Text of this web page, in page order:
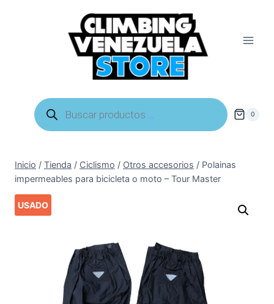
Búsqueda
de
productos
0
Inicio / Tienda / Ciclismo / Otros accesorios / Polainas
impermeables para bicicleta o moto – Tour Master
USADO